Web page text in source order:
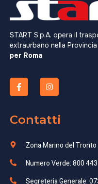
START S.p.A. opera il
extraurbano nella
per Roma
Contatti
Zona Marino del
Numero Verde: 800
Segreteria Generale: